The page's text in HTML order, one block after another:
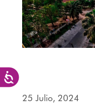
Accesibilidad
25 Julio, 2024